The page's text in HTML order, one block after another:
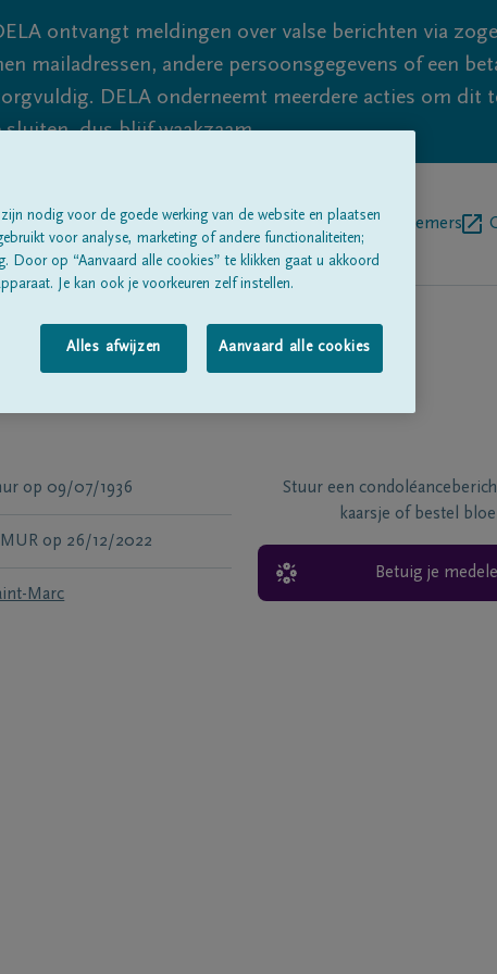
ontvangt meldingen over valse berichten via
mailadressen, andere persoonsgegevens of een
DELA onderneemt meerdere acties om dit
dus blijf waakzaam.
Alle rouwberichtenOver onsBegrafenisondernemers
op 09/07/1936
op 26/12/2022
Marc
Stuur een
kaarsje of bestel
Betuig je
nodig voor de goede werking van de website en plaatsen
voor analyse, marketing of andere functionaliteiten;
Door op “Aanvaard alle cookies” te klikken gaat u akkoord
Je kan ook je voorkeuren zelf instellen.
Alles afwijzen Aanvaard alle cookies